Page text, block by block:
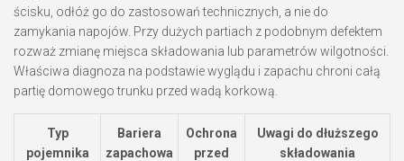
ścisku, odłóż go do zastosowań technicznych, a nie do
zamykania napojów. Przy dużych partiach z podobnym defektem
rozważ zmianę miejsca składowania lub parametrów wilgotności.
Właściwa diagnoza na podstawie wyglądu i zapachu chroni całą
partię domowego trunku przed wadą korkową.
Typ
pojemnika
Bariera
zapachowa
Ochrona
przed
Uwagi do dłuższego
składowania